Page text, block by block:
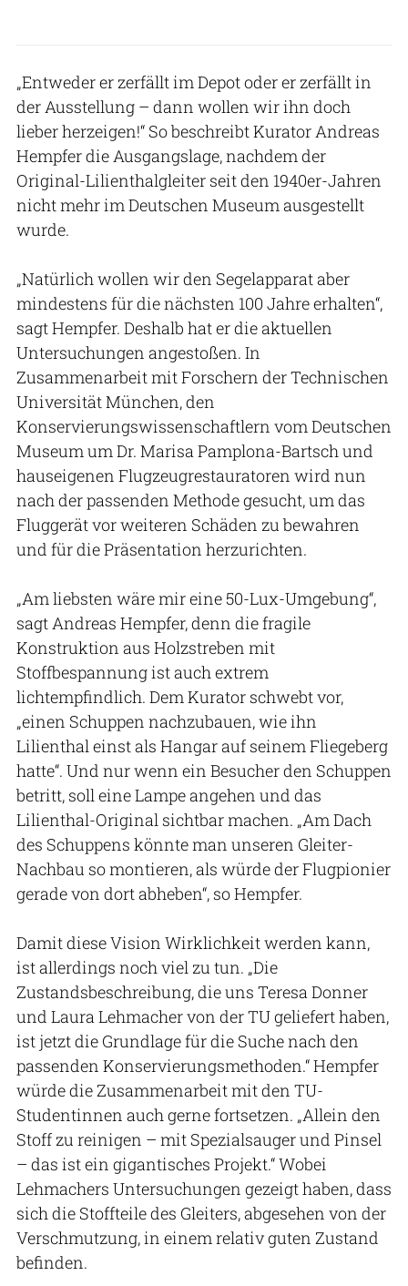
„Entweder er zerfällt im Depot oder er zerfällt in
der Ausstellung – dann wollen wir ihn doch
lieber herzeigen!“ So beschreibt Kurator Andreas
Hempfer die Ausgangslage, nachdem der
Original-Lilienthalgleiter seit den 1940er-Jahren
nicht mehr im Deutschen Museum ausgestellt
wurde.
„Natürlich wollen wir den Segelapparat aber
mindestens für die nächsten 100 Jahre erhalten“,
sagt Hempfer. Deshalb hat er die aktuellen
Untersuchungen angestoßen. In
Zusammenarbeit mit Forschern der Technischen
Universität München, den
Konservierungswissenschaftlern vom Deutschen
Museum um Dr. Marisa Pamplona-Bartsch und
hauseigenen Flugzeugrestauratoren wird nun
nach der passenden Methode gesucht, um das
Fluggerät vor weiteren Schäden zu bewahren
und für die Präsentation herzurichten.
„Am liebsten wäre mir eine 50-Lux-Umgebung“,
sagt Andreas Hempfer, denn die fragile
Konstruktion aus Holzstreben mit
Stoffbespannung ist auch extrem
lichtempfindlich. Dem Kurator schwebt vor,
„einen Schuppen nachzubauen, wie ihn
Lilienthal einst als Hangar auf seinem Fliegeberg
hatte“. Und nur wenn ein Besucher den Schuppen
betritt, soll eine Lampe angehen und das
Lilienthal-Original sichtbar machen. „Am Dach
des Schuppens könnte man unseren Gleiter-
Nachbau so montieren, als würde der Flugpionier
gerade von dort abheben“, so Hempfer.
Damit diese Vision Wirklichkeit werden kann,
ist allerdings noch viel zu tun. „Die
Zustandsbeschreibung, die uns Teresa Donner
und Laura Lehmacher von der TU geliefert haben,
ist jetzt die Grundlage für die Suche nach den
passenden Konservierungsmethoden.“ Hempfer
würde die Zusammenarbeit mit den TU-
Studentinnen auch gerne fortsetzen. „Allein den
Stoff zu reinigen – mit Spezialsauger und Pinsel
– das ist ein gigantisches Projekt.“ Wobei
Lehmachers Untersuchungen gezeigt haben, dass
sich die Stoffteile des Gleiters, abgesehen von der
Verschmutzung, in einem relativ guten Zustand
befinden.